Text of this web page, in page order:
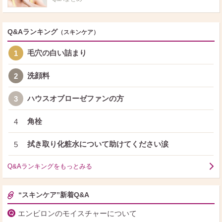
Q&Aランキング （スキンケア）
1 毛穴の白い詰まり
2 洗顔料
3 ハウスオブローゼファンの方
4 角栓
5 拭き取り化粧水について助けてください涙
Q&Aランキングをもっとみる
“スキンケア”新着Q&A
エンビロンのモイスチャーについて